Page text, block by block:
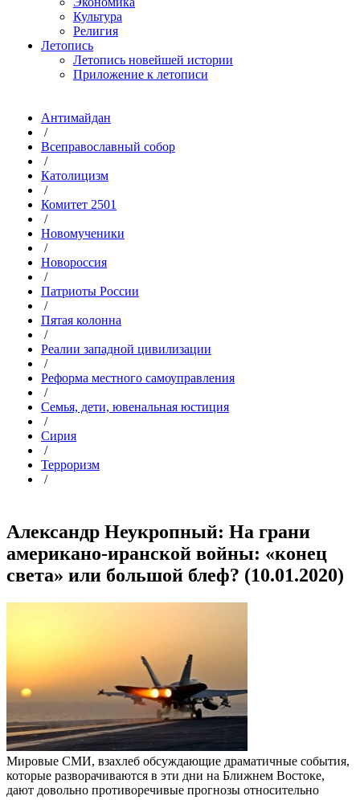
Культура
Религия
Летопись
Летопись новейшей истории
Приложение к летописи
Антимайдан
/
Всеправославный собор
/
Католицизм
/
Комитет 2501
/
Новомученики
/
Новороссия
/
Патриоты России
/
Пятая колонна
/
Реалии западной цивилизации
/
Реформа местного самоуправления
/
Семья, дети, ювенальная юстиция
/
Сирия
/
Терроризм
/
Александр Неукропный: На грани
американо-иранской войны: «конец
света» или большой блеф? (10.01.2020)
Мировые СМИ, взахлеб обсуждающие драматичные события,
которые разворачиваются в эти дни на Ближнем Востоке,
дают довольно противоречивые прогнозы относительно